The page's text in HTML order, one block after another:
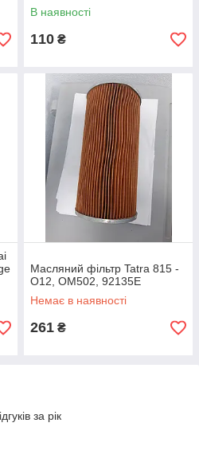
В наявності
110 ₴
Масляний фільтр Tatra 815 -
O12, OM502, 92135E
Немає в наявності
261 ₴
за рік